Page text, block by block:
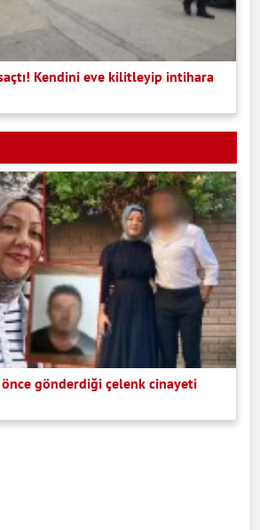
Kendini eve kilitleyip intihara
gönderdiği çelenk cinayeti